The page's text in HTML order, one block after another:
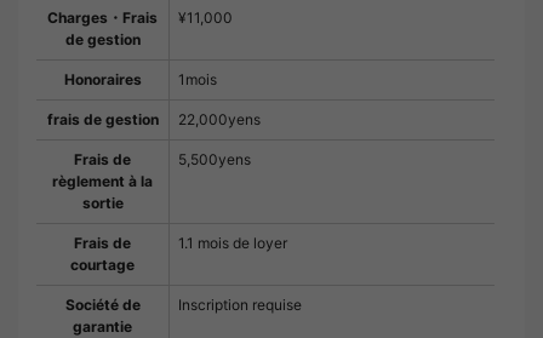
Charges・Frais
de gestion
¥11,000
Honoraires 1mois
frais de gestion 22,000yens
Frais de
règlement à la
sortie
5,500yens
Frais de
courtage
1.1 mois de loyer
Société de
garantie
Inscription requise